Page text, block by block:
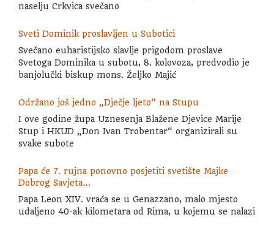
naselju Crkvica svečano
Sveti Dominik proslavljen u Subotici
Svečano euharistijsko slavlje prigodom proslave
Svetoga Dominika u subotu, 8. kolovoza, predvodio je
banjolučki biskup mons. Željko Majić
Održano još jedno „Dječje ljeto“ na Stupu
I ove godine župa Uznesenja Blažene Djevice Marije
Stup i HKUD „Don Ivan Trobentar“ organizirali su
svake subote
Papa će 7. rujna ponovno posjetiti svetište Majke
Dobrog Savjeta…
Papa Leon XIV. vraća se u Genazzano, malo mjesto
udaljeno 40-ak kilometara od Rima, u kojemu se nalazi